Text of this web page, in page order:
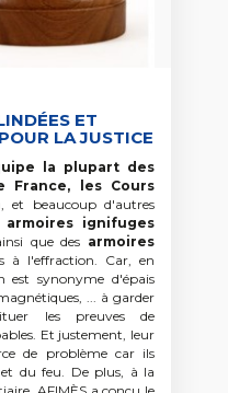
ET
LA JUSTICE
la plupart des
France, les Cours
, et beaucoup d'autres
armoires ignifuges
que des armoires
à l'effraction. Car, en
est synonyme d'épais
... à garder
les preuves de
Et justement, leur
de problème car ils
du feu. De plus, à la